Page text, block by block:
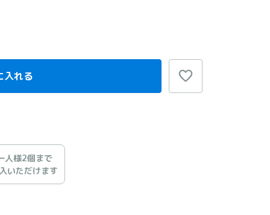
入れる
人様2個まで
いただけます